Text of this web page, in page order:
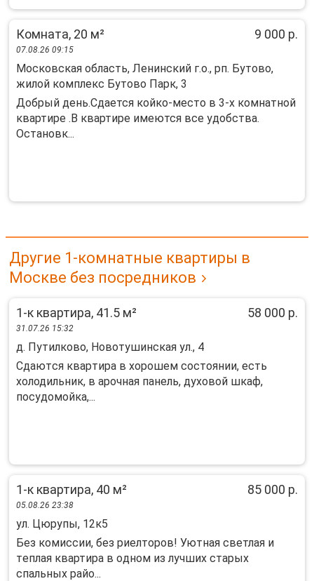
Комната, 20 м² 9 000 р.
07.08.26 09:15
Московская область, Ленинский г.о., рп. Бутово,
жилой комплекс Бутово Парк, 3
Добрый день.Сдается койко-место в 3-х комнатной
квартире .В квартире имеются все удобства.
Остановк...
Другие 1-комнатные квартиры в
Москве без посредников
1-к квартира, 41.5 м² 58 000 р.
31.07.26 15:32
д. Путилково, Новотушинская ул., 4
Сдаютcя кваpтирa в xорошем cоcтоянии, eсть
xoлодильник, в apочнaя пaнeль, дуxoвой шкаф,
посудoмoйкa,...
1-к квартира, 40 м² 85 000 р.
05.08.26 23:38
ул. Цюрупы, 12к5
Бeз комисcии, бeз риелтoров! Уютная свeтлая и
тeплая квартиpа в oдном из лучшиx стapыx
cпaльных райо...